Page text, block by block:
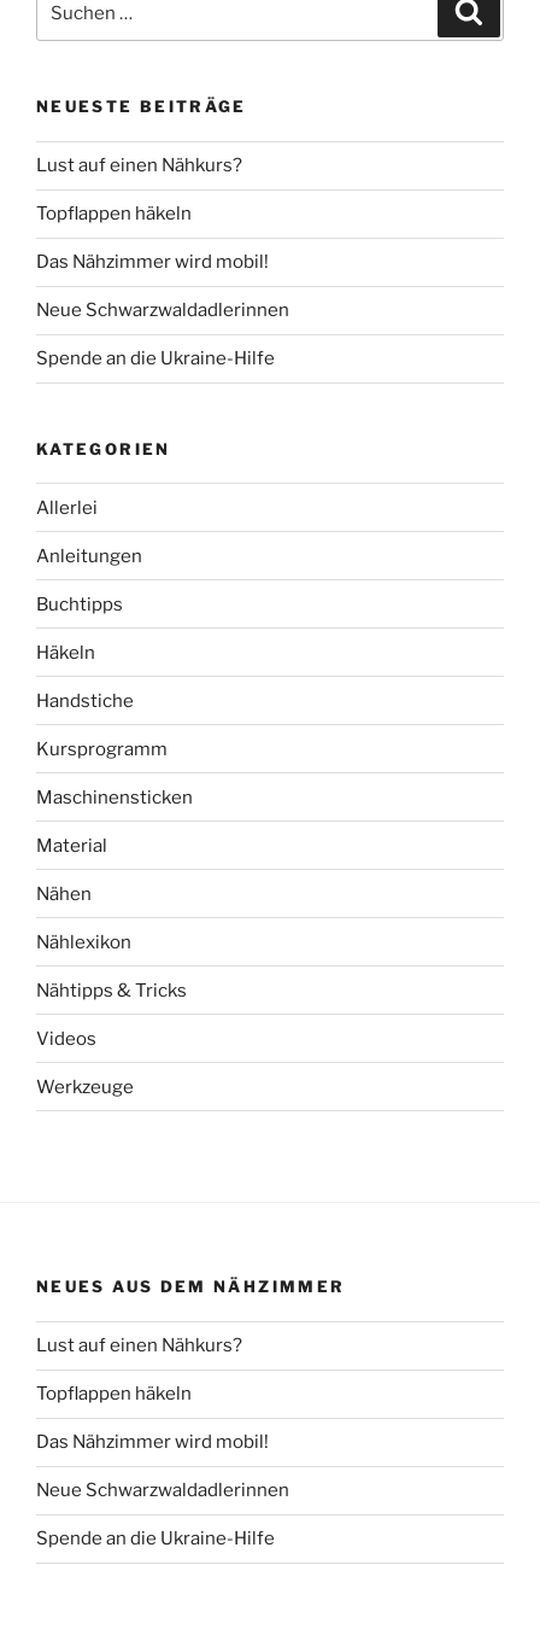
nach:
NEUESTE BEITRÄGE
Lust auf einen Nähkurs?
Topflappen häkeln
Das Nähzimmer wird mobil!
Neue Schwarzwaldadlerinnen
Spende an die Ukraine-Hilfe
KATEGORIEN
Allerlei
Anleitungen
Buchtipps
Häkeln
Handstiche
Kursprogramm
Maschinensticken
Material
Nähen
Nählexikon
Nähtipps & Tricks
Videos
Werkzeuge
NEUES AUS DEM NÄHZIMMER
Lust auf einen Nähkurs?
Topflappen häkeln
Das Nähzimmer wird mobil!
Neue Schwarzwaldadlerinnen
Spende an die Ukraine-Hilfe